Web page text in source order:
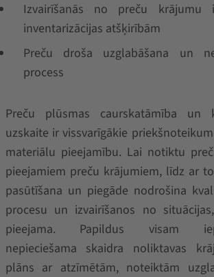
Izvairīšanās no preču krājumu
inventarizācijas atšķirībām
Preču droša uzglabāšana un
process
Preču plūsmas caurskatāmība un
uzskaite ir vissvarīgākie
materiālu pieejamību. Lai notiktu
pieejamiem preču krājumiem, līdz ar
pasūtīšana un piegāde nodrošina
procesu un izvairīšanos no
pieejama. Papildus visam
nepieciešama skaidra noliktavas
plāns ar atzīmētām, noteiktām